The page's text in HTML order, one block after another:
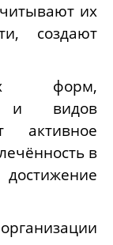
их
создают
форм,
и видов
активное
в